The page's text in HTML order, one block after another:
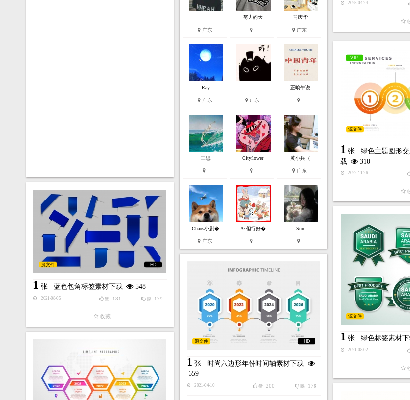
广东
努力的天 马庆华
广东
Ray
广东 广东
正晌午说
三思 Cityflower 黄小兵（
广东
Chaos小剧�
广东
A~但行好� Sun
2025-04-24
VIP
源文件
1 张 绿色主题圆形
载
310
2022-11-26
HD
源文件
1 张 蓝色包角标签素材下载 548
2021-08-05 踩 179
赞 181
收藏 源文件
1 张 绿色标签素材下
2021-08-02
HD
源文件
1 张 时尚六边形年份时间轴素材下载
659
2021-04-10 踩 178
赞 200